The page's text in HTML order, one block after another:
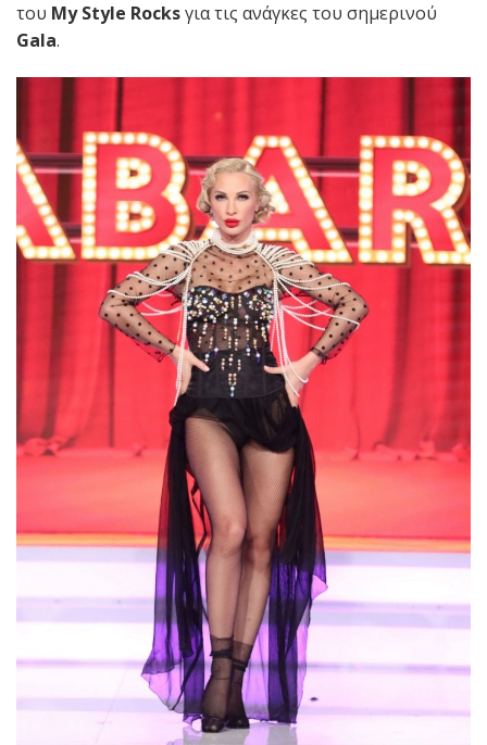
του My Style Rocksγια τις ανάγκες του σημερινού
Gala.